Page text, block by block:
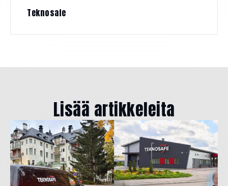
Teknosafe
Lisää artikkeleita